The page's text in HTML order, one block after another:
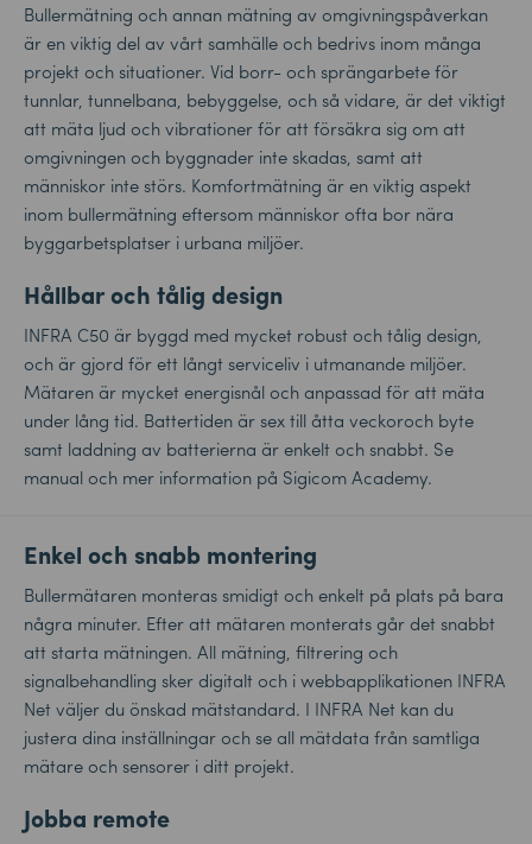
Bullermätning och annan mätning av omgivningspåverkan
är en viktig del av vårt samhälle och bedrivs inom många
projekt och situationer. Vid borr- och sprängarbete för
tunnlar, tunnelbana, bebyggelse, och så vidare, är det viktigt
att mäta ljud och vibrationer för att försäkra sig om att
omgivningen och byggnader inte skadas, samt att
människor inte störs. Komfortmätning är en viktig aspekt
inom bullermätning eftersom människor ofta bor nära
byggarbetsplatser i urbana miljöer.
Hållbar och tålig design
INFRA C50 är byggd med mycket robust och tålig design,
och är gjord för ett långt serviceliv i utmanande miljöer.
Mätaren är mycket energisnål och anpassad för att mäta
under lång tid. Battertiden är sex till åtta veckoroch byte
samt laddning av batterierna är enkelt och snabbt. Se
manual och mer information på Sigicom Academy.
Enkel och snabb montering
Bullermätaren monteras smidigt och enkelt på plats på bara
några minuter. Efter att mätaren monterats går det snabbt
att starta mätningen. All mätning, filtrering och
signalbehandling sker digitalt och i webbapplikationen INFRA
Net väljer du önskad mätstandard. I INFRA Net kan du
justera dina inställningar och se all mätdata från samtliga
mätare och sensorer i ditt projekt.
Jobba remote